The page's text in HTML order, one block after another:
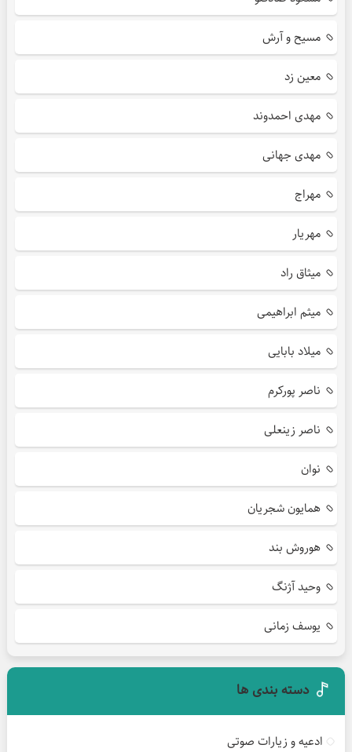
مسیح و آرش
معین زد
مهدی احمدوند
مهدی جهانی
مهراج
مهریار
میثاق راد
میثم ابراهیمی
میلاد بابایی
ناصر پورکرم
ناصر زینعلی
نوان
همایون شجریان
هوروش بند
وحید آژنگ
یوسف زمانی
دسته بندی ها
ادعیه و زیارات صوتی